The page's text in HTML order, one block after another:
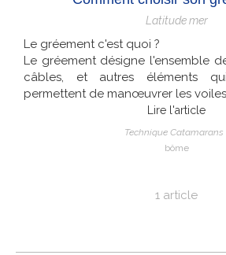
Latitude mer
Le gréement c'est quoi ?
Le gréement désigne l'ensemble
câbles, et autres éléments
permettent de manœuvrer les
Lire l'article
Technique Catamarans
bôme
1 article